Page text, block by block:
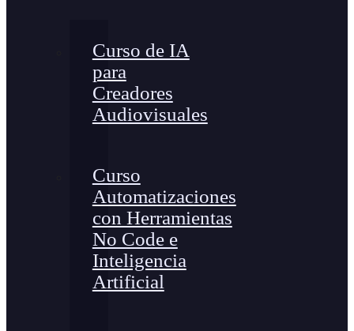
Curso de IA
para
Creadores
Audiovisuales
Curso
Automatizaciones
con Herramientas
No Code e
Inteligencia
Artificial